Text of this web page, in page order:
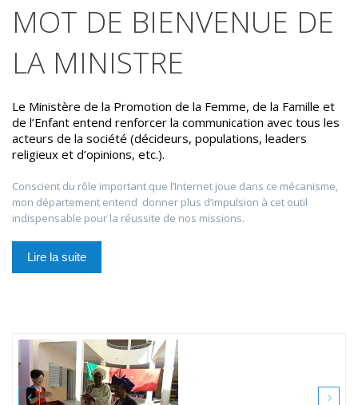
MOT DE BIENVENUE DE
LA MINISTRE
Le Ministère de la Promotion de la Femme, de la Famille et
de l’Enfant entend renforcer la communication avec tous les
acteurs de la société (décideurs, populations, leaders
religieux et d’opinions, etc.).
Conscient du rôle important que l’Internet joue dans ce mécanisme,
mon département entend donner plus d’impulsion à cet outil
indispensable pour la réussite de nos missions.
Lire la suite